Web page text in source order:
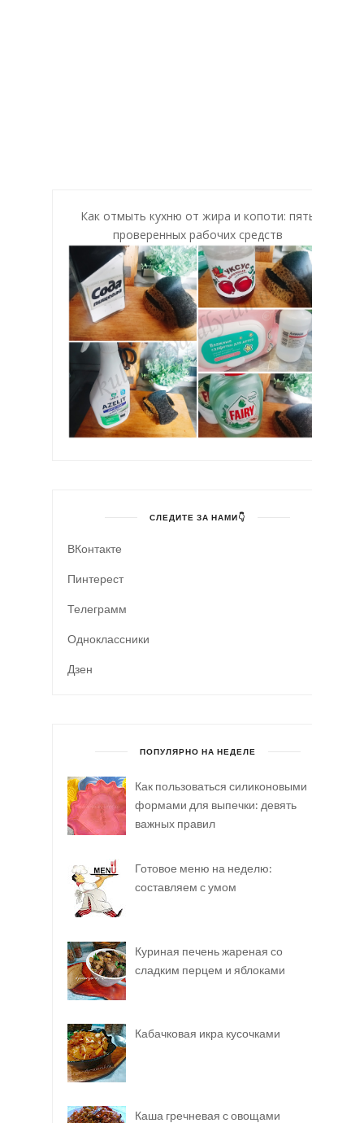
Как отмыть кухню от жира и копоти: пять
проверенных рабочих средств
СЛЕДИТЕ ЗА НАМИ👇
ВКонтакте
Пинтерест
Телеграмм
Одноклассники
Дзен
ПОПУЛЯРНО НА НЕДЕЛЕ
Как пользоваться силиконовыми
формами для выпечки: девять
важных правил
Готовое меню на неделю:
составляем с умом
Куриная печень жареная со
сладким перцем и яблоками
Кабачковая икра кусочками
Каша гречневая с овощами